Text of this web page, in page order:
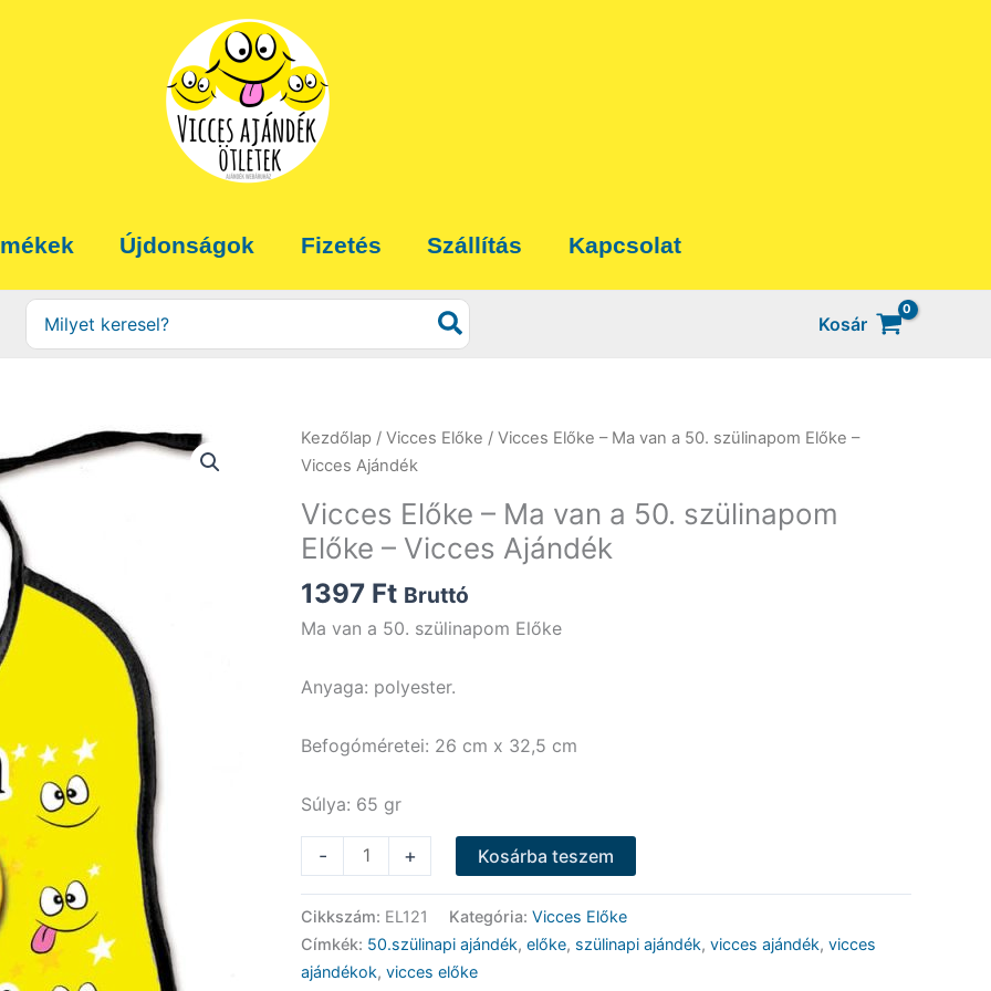
Újdonságok Fizetés Szállítás Kapcsolat
Search
for:
Kosár
Kezdőlap / Vicces Előke / Vicces Előke – Ma van a 50. szülinapom Előke –
Vicces Ajándék
Vicces Előke – Ma van a 50. szülinapom
Előke – Vicces Ajándék
1397 Ft Bruttó
Ma van a 50. szülinapom Előke
Anyaga: polyester.
Befogóméretei: 26 cm x 32,5 cm
Súlya: 65 gr
-
Előke
a
+ Kosárba teszem
Cikkszám: EL121 Kategória: Vicces Előke
Címkék: 50.szülinapi ajándék, előke, szülinapi ajándék, vicces ajándék, vicces
ajándékok, vicces előke